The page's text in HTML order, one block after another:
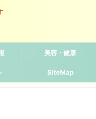
美容・健康
SiteMap